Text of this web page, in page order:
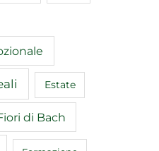
Estate
di Bach